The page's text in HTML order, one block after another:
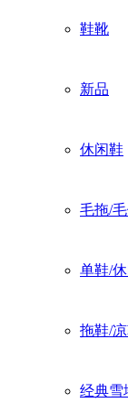
鞋靴
新品
休闲鞋
毛拖/
单鞋/
拖鞋/
经典雪